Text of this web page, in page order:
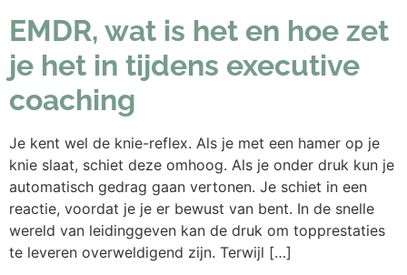
EMDR, wat is het en hoe zet
je het in tijdens executive
coaching
Je kent wel de knie-reflex. Als je met een hamer op je
knie slaat, schiet deze omhoog. Als je onder druk kun je
automatisch gedrag gaan vertonen. Je schiet in een
reactie, voordat je je er bewust van bent. In de snelle
wereld van leidinggeven kan de druk om topprestaties
te leveren overweldigend zijn. Terwijl […]